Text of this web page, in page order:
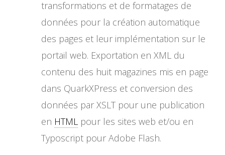
transformations et de formatages de
données pour la création automatique
des pages et leur implémentation sur le
portail web. Exportation en XML du
contenu des huit magazines mis en page
dans QuarkXPress et conversion des
données par XSLT pour une publication
en HTMLpour les sites web et/ou en
Typoscript pour Adobe Flash.